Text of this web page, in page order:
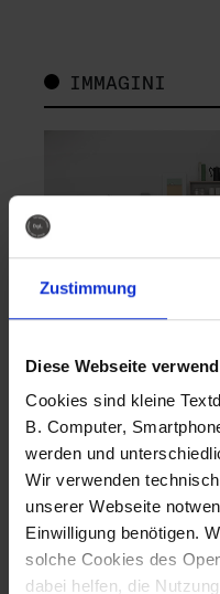
Zustimmung
Diese Webseite
Cookies sind kleine
B. Computer,
werden und
Wir verwenden
unserer Webseite
Einwilligung benötigen.
solche Cookies des
dabei helfen, die
IMMAGINI
Fotografo: Lorenz
Sternbach
Download